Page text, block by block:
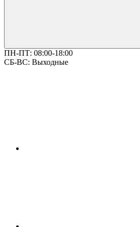
ПН-ПТ: 08:00-18:00
СБ-ВС: Выходные